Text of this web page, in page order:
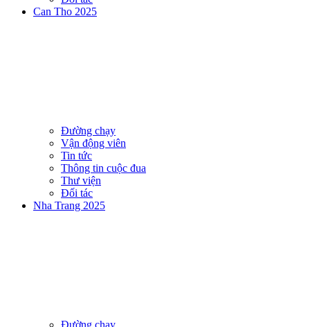
Can Tho 2025
Đường chạy
Vận động viên
Tin tức
Thông tin cuộc đua
Thư viện
Đối tác
Nha Trang 2025
Đường chạy